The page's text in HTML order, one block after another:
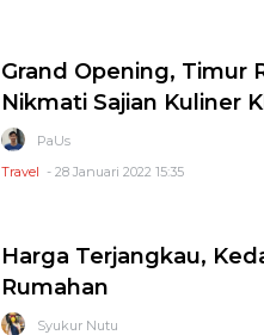
Grand Opening, Timur
Nikmati Sajian Kuliner
PaUs
Travel - 28 Januari 2022 15:35
Harga Terjangkau,
Rumahan
Syukur Nutu